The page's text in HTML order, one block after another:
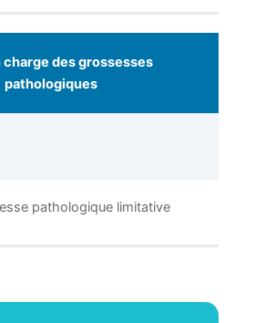
charge des grossesses
pathologiques
pathologique limitative